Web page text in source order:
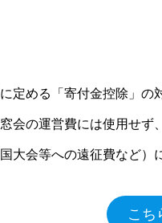
定める「寄付金控除」の
会の運営費には使用せず、
大会等への遠征費など）
こち